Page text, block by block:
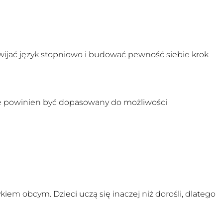
język stopniowo i budować pewność siebie krok
powinien być dopasowany do możliwości
obcym. Dzieci uczą się inaczej niż dorośli, dlatego